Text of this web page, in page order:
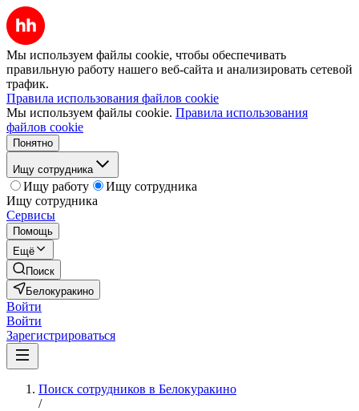
Мы используем файлы cookie, чтобы обеспечивать
правильную работу нашего веб-сайта и анализировать сетевой
трафик.
Правила использования файлов cookie
Мы используем файлы cookie. Правила использования
файлов cookie
Понятно
Ищу сотрудника
Ищу работу
Ищу сотрудника
Ищу сотрудника
Сервисы
Помощь
Ещё
Поиск
Белокуракино
Войти
Войти
Зарегистрироваться
Поиск сотрудников в Белокуракино
/